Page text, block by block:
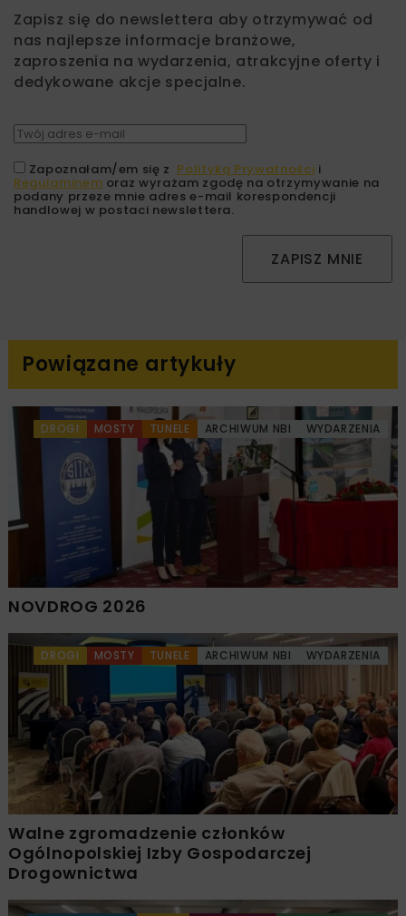
Zapisz się do newslettera aby otrzymywać od
nas najlepsze informacje branżowe,
zaproszenia na wydarzenia, atrakcyjne oferty i
dedykowane akcje specjalne.
Zapoznałam/em się z Polityką Prywatności i
Regulaminem oraz wyrażam zgodę na otrzymywanie na
podany przeze mnie adres e-mail korespondencji
handlowej w postaci newslettera.
ZAPISZ MNIE
Powiązane artykuły
DROGI MOSTY TUNELE ARCHIWUM NBI WYDARZENIA
NOVDROG 2026
DROGI MOSTY TUNELE ARCHIWUM NBI WYDARZENIA
Walne zgromadzenie członków
Ogólnopolskiej Izby Gospodarczej
Drogownictwa